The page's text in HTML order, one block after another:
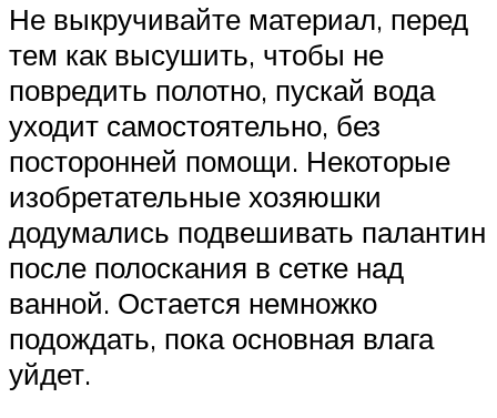
Не выкручивайте материал, перед
тем как высушить, чтобы не
повредить полотно, пускай вода
уходит самостоятельно, без
посторонней помощи. Некоторые
изобретательные хозяюшки
додумались подвешивать палантин
после полоскания в сетке над
ванной. Остается немножко
подождать, пока основная влага
уйдет.